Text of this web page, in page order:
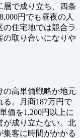
層で成り立ち、四条
円でも昼夜の人
住宅地では競合ラ
の取り合いになりや
の高単価戦略か地元
。月商187万円で
価を1,200円以上に
が成り立たない。北
集客に時間がかかる